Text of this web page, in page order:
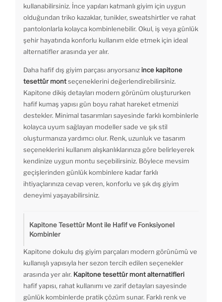
kullanabilirsiniz. İnce yapıları katmanlı giyim için uygun
olduğundan triko kazaklar, tunikler, sweatshirtler ve rahat
pantolonlarla kolayca kombinlenebilir. Okul, iş veya günlük
şehir hayatında konforlu kullanım elde etmek için ideal
alternatifler arasında yer alır.
Daha hafif dış giyim parçası arıyorsanız ince kapitone
tesettür montseçeneklerini değerlendirebilirsiniz.
Kapitone dikiş detayları modern görünüm oluştururken
hafif kumaş yapısı gün boyu rahat hareket etmenizi
destekler. Minimal tasarımları sayesinde farklı kombinlerle
kolayca uyum sağlayan modeller sade ve şık stil
oluşturmanıza yardımcı olur. Renk, uzunluk ve tasarım
seçeneklerini kullanım alışkanlıklarınıza göre belirleyerek
kendinize uygun montu seçebilirsiniz. Böylece mevsim
geçişlerinden günlük kombinlere kadar farklı
ihtiyaçlarınıza cevap veren, konforlu ve şık dış giyim
deneyimi yaşayabilirsiniz.
Kapitone Tesettür Mont ile Hafif ve Fonksiyonel
Kombinler
Kapitone dokulu dış giyim parçaları modern görünümü ve
kullanışlı yapısıyla her sezon tercih edilen seçenekler
arasında yer alır. Kapitone tesettür mont alternatifleri
hafif yapısı, rahat kullanımı ve zarif detayları sayesinde
günlük kombinlerde pratik çözüm sunar. Farklı renk ve